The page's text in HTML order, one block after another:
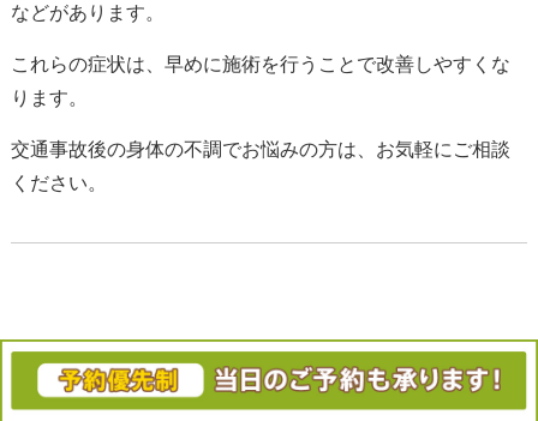
などがあります。
これらの症状は、早めに施術を行うことで改善しやすくな
ります。
交通事故後の身体の不調でお悩みの方は、お気軽にご相談
ください。